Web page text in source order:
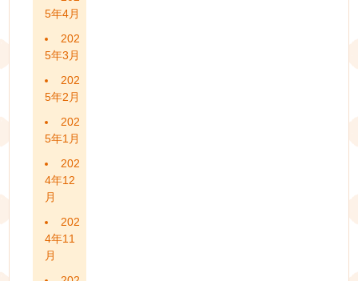
5年4月
202
5年3月
202
5年2月
202
5年1月
202
4年12
月
202
4年11
月